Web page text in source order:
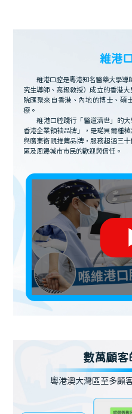
維港
維港口腔是粵港知名醫藥大學導
究生導師、高級教授）成立的香港
院匯聚來自香港、內地的博士、碩
療。
維港口腔踐行「醫道濟世」的
香港企業領袖品牌」，是諾貝爾種
與廣東衛視推薦品牌，服務超過三
區及周邊城市市民的歡迎與信任。
數萬顧客
粵港澳大灣區至多顧